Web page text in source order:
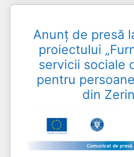
Anunț de presă
proiectului
servicii sociale
pentru
din